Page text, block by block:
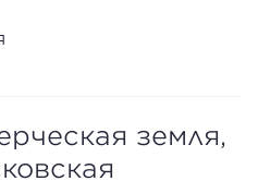
земля,